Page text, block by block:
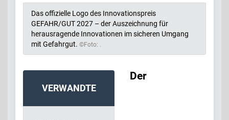
Das offizielle Logo des Innovationspreis
GEFAHR/GUT 2027 – der Auszeichnung für
herausragende Innovationen im sicheren Umgang
mit Gefahrgut. ©Foto: .
VERWANDTE
Der